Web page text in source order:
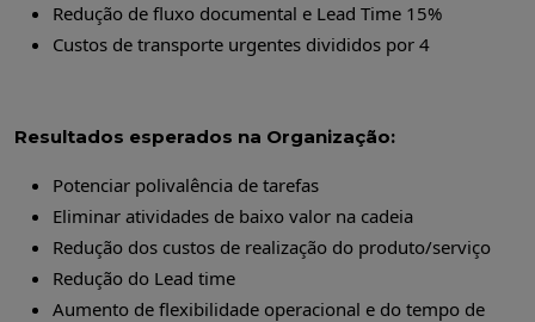
Redução de fluxo documental e Lead Time 15%
Custos de transporte urgentes divididos por 4
Resultados esperados na Organização:
Potenciar polivalência de tarefas
Eliminar atividades de baixo valor na cadeia
Redução dos custos de realização do produto/serviço
Redução do Lead time
Aumento de flexibilidade operacional e do tempo de